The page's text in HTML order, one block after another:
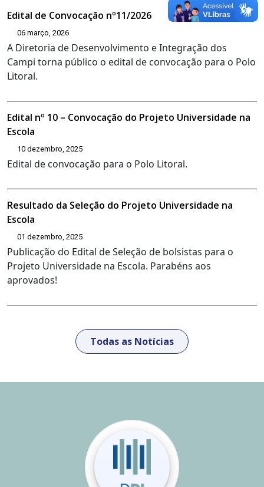
Edital de Convocação nº11/2026
06 março, 2026
A Diretoria de Desenvolvimento e Integração dos
Campi torna público o edital de convocação para o Polo
Litoral.
Edital nº 10 – Convocação do Projeto Universidade na
Escola
10 dezembro, 2025
Edital de convocação para o Polo Litoral.
Resultado da Seleção do Projeto Universidade na
Escola
01 dezembro, 2025
Publicação do Edital de Seleção de bolsistas para o
Projeto Universidade na Escola. Parabéns aos
aprovados!
Todas as Notícias